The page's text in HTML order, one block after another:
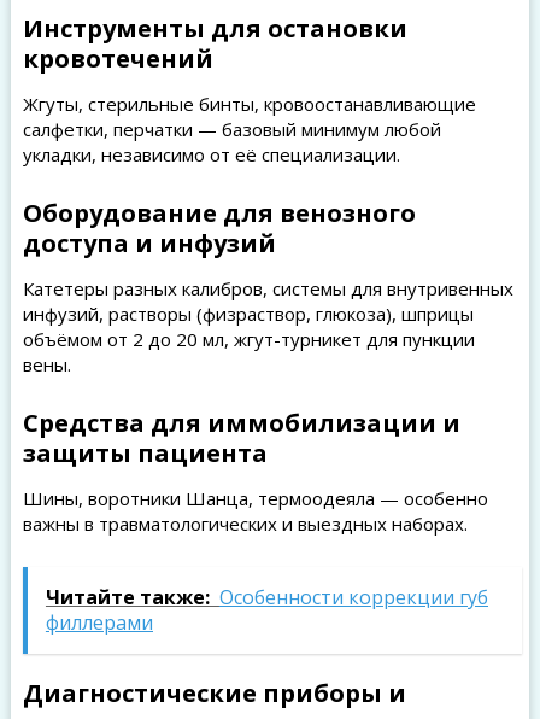
Инструменты для остановки
кровотечений
Жгуты, стерильные бинты, кровоостанавливающие
салфетки, перчатки — базовый минимум любой
укладки, независимо от её специализации.
Оборудование для венозного
доступа и инфузий
Катетеры разных калибров, системы для внутривенных
инфузий, растворы (физраствор, глюкоза), шприцы
объёмом от 2 до 20 мл, жгут-турникет для пункции
вены.
Средства для иммобилизации и
защиты пациента
Шины, воротники Шанца, термоодеяла — особенно
важны в травматологических и выездных наборах.
Читайте также: Особенности коррекции губ
филлерами
Диагностические приборы и